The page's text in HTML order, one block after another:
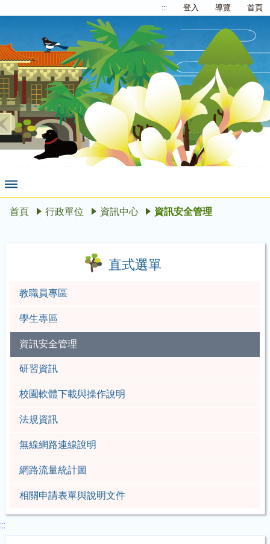
::: 登入 導覽 首頁
首頁 行政單位 資訊中心 資訊安全管理
直式選單
教職員專區
學生專區
資訊安全管理
研習資訊
校園軟體下載與操作說明
法規資訊
無線網路連線說明
網路流量統計圖
相關申請表單與說明文件
:::